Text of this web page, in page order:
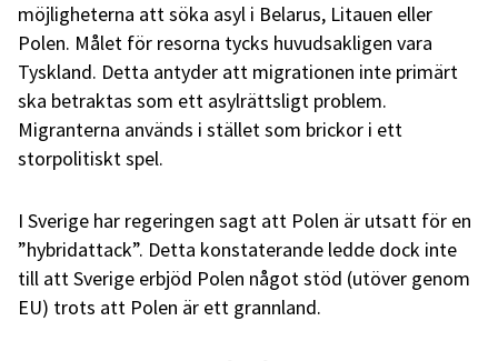
möjligheterna att söka asyl i Belarus, Litauen eller
Polen. Målet för resorna tycks huvudsakligen vara
Tyskland. Detta antyder att migrationen inte primärt
ska betraktas som ett asylrättsligt problem.
Migranterna används i stället som brickor i ett
storpolitiskt spel.
I Sverige har regeringen sagt att Polen är utsatt för en
”hybridattack”. Detta konstaterande ledde dock inte
till att Sverige erbjöd Polen något stöd (utöver genom
EU) trots att Polen är ett grannland.